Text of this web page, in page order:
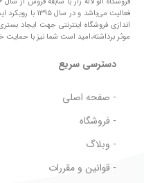
فعالیت می‌باشد
اندازی فروشگاه اینترنتی جهت ایجاد
موثر برداشته،امید است شما نیز با حمایت
دسترسی سریع
- صفحه اصلی
- فروشگاه
- وبلاگ
- قوانین و مقررات